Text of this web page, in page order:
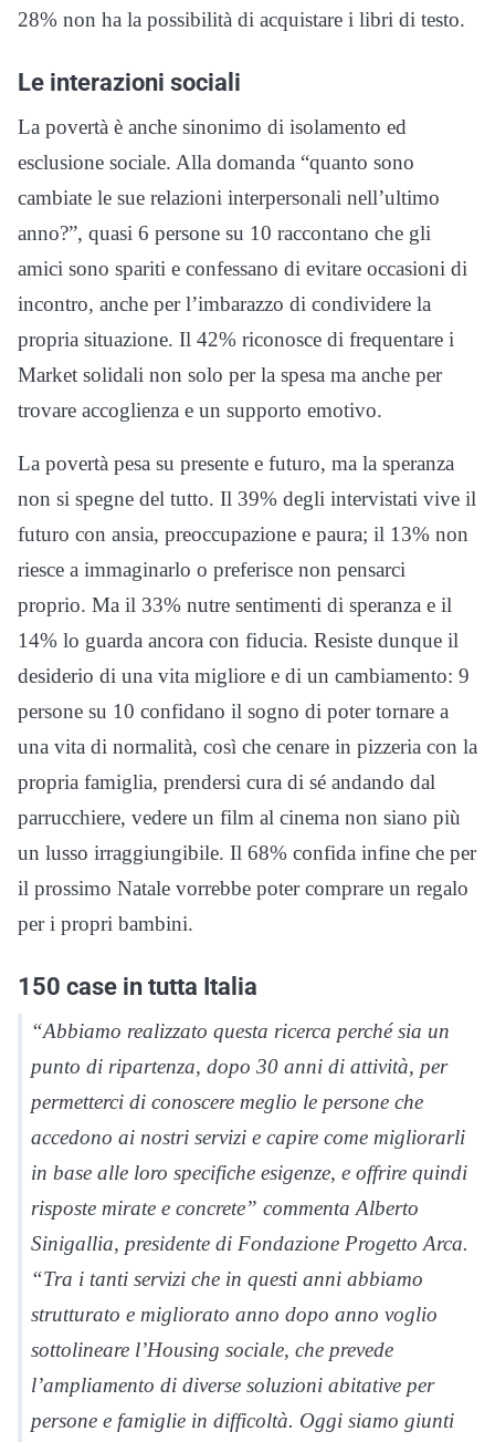
28% non ha la possibilità di acquistare i libri di testo.
Le interazioni sociali
La povertà è anche sinonimo di isolamento ed
esclusione sociale. Alla domanda “quanto sono
cambiate le sue relazioni interpersonali nell’ultimo
anno?”, quasi 6 persone su 10 raccontano che gli
amici sono spariti e confessano di evitare occasioni di
incontro, anche per l’imbarazzo di condividere la
propria situazione. Il 42% riconosce di frequentare i
Market solidali non solo per la spesa ma anche per
trovare accoglienza e un supporto emotivo.
La povertà pesa su presente e futuro, ma la speranza
non si spegne del tutto. Il 39% degli intervistati vive il
futuro con ansia, preoccupazione e paura; il 13% non
riesce a immaginarlo o preferisce non pensarci
proprio. Ma il 33% nutre sentimenti di speranza e il
14% lo guarda ancora con fiducia. Resiste dunque il
desiderio di una vita migliore e di un cambiamento: 9
persone su 10 confidano il sogno di poter tornare a
una vita di normalità, così che cenare in pizzeria con la
propria famiglia, prendersi cura di sé andando dal
parrucchiere, vedere un film al cinema non siano più
un lusso irraggiungibile. Il 68% confida infine che per
il prossimo Natale vorrebbe poter comprare un regalo
per i propri bambini.
150 case in tutta Italia
“Abbiamo realizzato questa ricerca perché sia un
punto di ripartenza, dopo 30 anni di attività, per
permetterci di conoscere meglio le persone che
accedono ai nostri servizi e capire come migliorarli
in base alle loro specifiche esigenze, e offrire quindi
risposte mirate e concrete” commenta Alberto
Sinigallia, presidente di Fondazione Progetto Arca.
“Tra i tanti servizi che in questi anni abbiamo
strutturato e migliorato anno dopo anno voglio
sottolineare l’Housing sociale, che prevede
l’ampliamento di diverse soluzioni abitative per
persone e famiglie in difficoltà. Oggi siamo giunti